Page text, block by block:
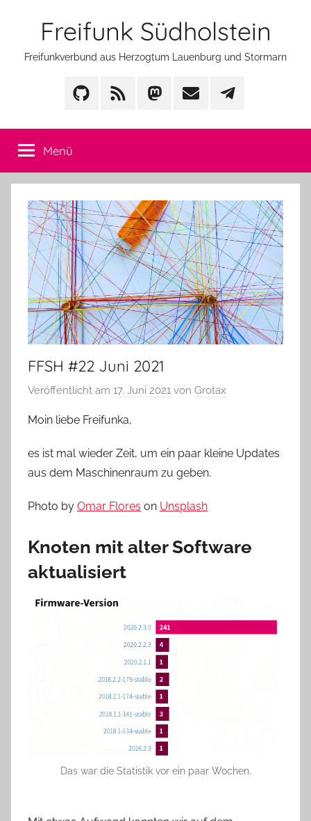
Freifunk Südholstein
Freifunkverbund aus Herzogtum Lauenburg und Stormarn
GitHub Feed Mastodon
Mail Telegram
Menü
FFSH #22 Juni 2021
Veröffentlicht am 17. Juni 2021 von Grotax
Moin liebe Freifunka,
es ist mal wieder Zeit, um ein paar kleine Updates
aus dem Maschinenraum zu geben.
Photo by Omar Flores on Unsplash
Knoten mit alter Software
aktualisiert
Das war die Statistik vor ein paar Wochen.